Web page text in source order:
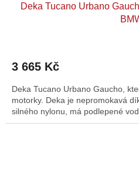
Deka Tucano Urbano
3 665 Kč
Deka Tucano Urbano Gaucho,
motorky. Deka je nepromokavá
silného nylonu, má podlepené